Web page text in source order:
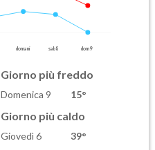
domani sab 8 dom 9
Giorno più freddo
Domenica 9 15°
Giorno più caldo
Giovedì 6 39°